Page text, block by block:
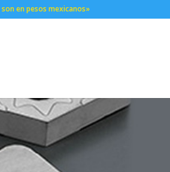
en pesos mexicanos»